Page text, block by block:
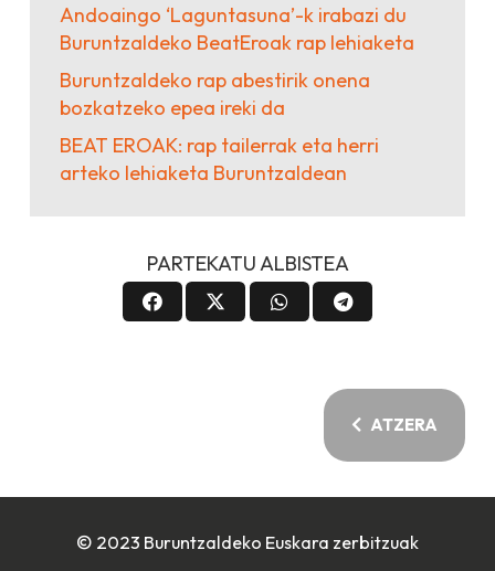
Andoaingo ‘Laguntasuna’-k irabazi du
Buruntzaldeko BeatEroak rap lehiaketa
Buruntzaldeko rap abestirik onena
bozkatzeko epea ireki da
BEAT EROAK: rap tailerrak eta herri
arteko lehiaketa Buruntzaldean
PARTEKATU ALBISTEA
ATZERA
© 2023 Buruntzaldeko Euskara zerbitzuak